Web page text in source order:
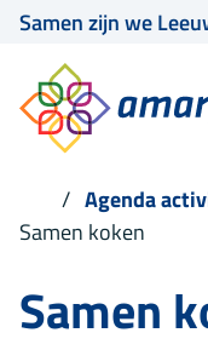
Samen zijn we
Agenda
Samen koken
Samen